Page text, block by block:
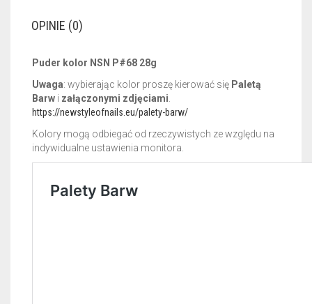
OPINIE (0)
Puder kolor NSN P#68 28g
Uwaga: wybierając kolor proszę kierować się Paletą
Barw i załączonymi zdjęciami
https://newstyleofnails.eu/palety-barw/
Kolory mogą odbiegać od rzeczywistych ze względu na
indywidualne ustawienia monitora.